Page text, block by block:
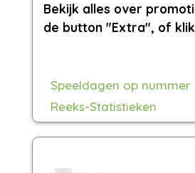
Bekijk alles over
de button "Extra", of
Speeldagen op nummer
Reeks-Statistieken